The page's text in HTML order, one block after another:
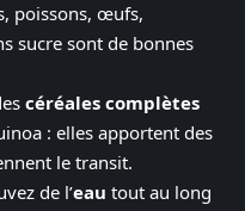
poissons, œufs,
sucre sont de bonnes
céréales complètes
: elles apportent des
le transit.
de l’eau tout au long